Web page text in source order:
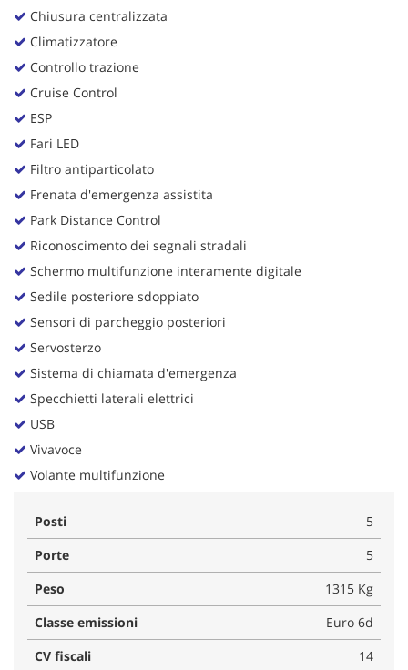
Chiusura centralizzata
Climatizzatore
Controllo trazione
Cruise Control
ESP
Fari LED
Filtro antiparticolato
Frenata d'emergenza assistita
Park Distance Control
Riconoscimento dei segnali stradali
Schermo multifunzione interamente digitale
Sedile posteriore sdoppiato
Sensori di parcheggio posteriori
Servosterzo
Sistema di chiamata d'emergenza
Specchietti laterali elettrici
USB
Vivavoce
Volante multifunzione
Posti
5
Porte
5
Peso
1315 Kg
Classe emissioni
Euro 6d
CV fiscali
14